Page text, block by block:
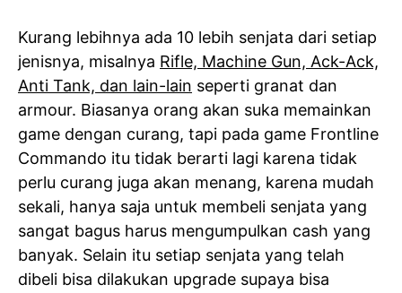
Kurang lebihnya ada 10 lebih senjata dari setiap
jenisnya, misalnya Rifle, Machine Gun, Ack-Ack,
Anti Tank, dan lain-lain seperti granat dan
armour. Biasanya orang akan suka memainkan
game dengan curang, tapi pada game Frontline
Commando itu tidak berarti lagi karena tidak
perlu curang juga akan menang, karena mudah
sekali, hanya saja untuk membeli senjata yang
sangat bagus harus mengumpulkan cash yang
banyak. Selain itu setiap senjata yang telah
dibeli bisa dilakukan upgrade supaya bisa